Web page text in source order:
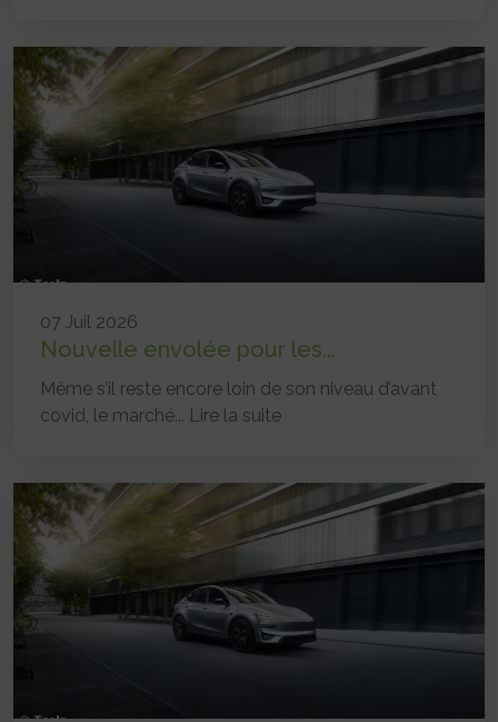
07 Juil 2026
Nouvelle envolée pour les...
Même s’il reste encore loin de son niveau d’avant
covid, le marché... Lire la suite